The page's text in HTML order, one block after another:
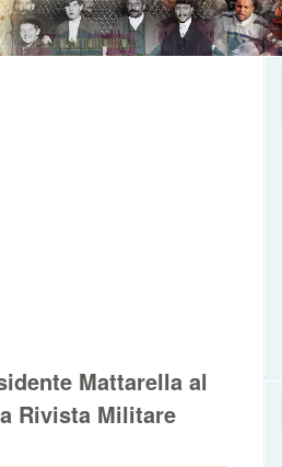
Mattarella al
Rivista Militare